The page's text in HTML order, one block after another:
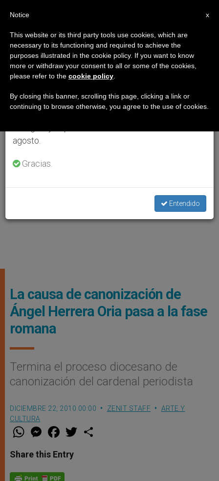
La causa de canonización de
Ángel Herrera Oria pasa a la fase
romana
Termina el proceso diocesano de
canonización del cardenal periodista
DICIEMBRE 22, 2010 00:00 ZENIT STAFF
ARTE Y
CULTURA
W
t
s
p
M
e
s
e
g
F
a
e
b
o
w
Share this Entry
×
Aviso importante
Del 27 de julio al 7 de agosto haremos la pausa
anual, aprovechando que en el periodo de verano
se generan menos informaciones y también el
agosto.
Gracias.
Entendido
x
Notice
This website or its third party tools use cookies, which are
necessary to its functioning and required to achieve the
purposes illustrated in the cookie policy. If you want to know
more or withdraw your consent to all or some of the cookies,
please refer to the cookie policy
By closing this banner, scrolling this page, clicking a link or
continuing to browse otherwise, you agree to the use of cookies.